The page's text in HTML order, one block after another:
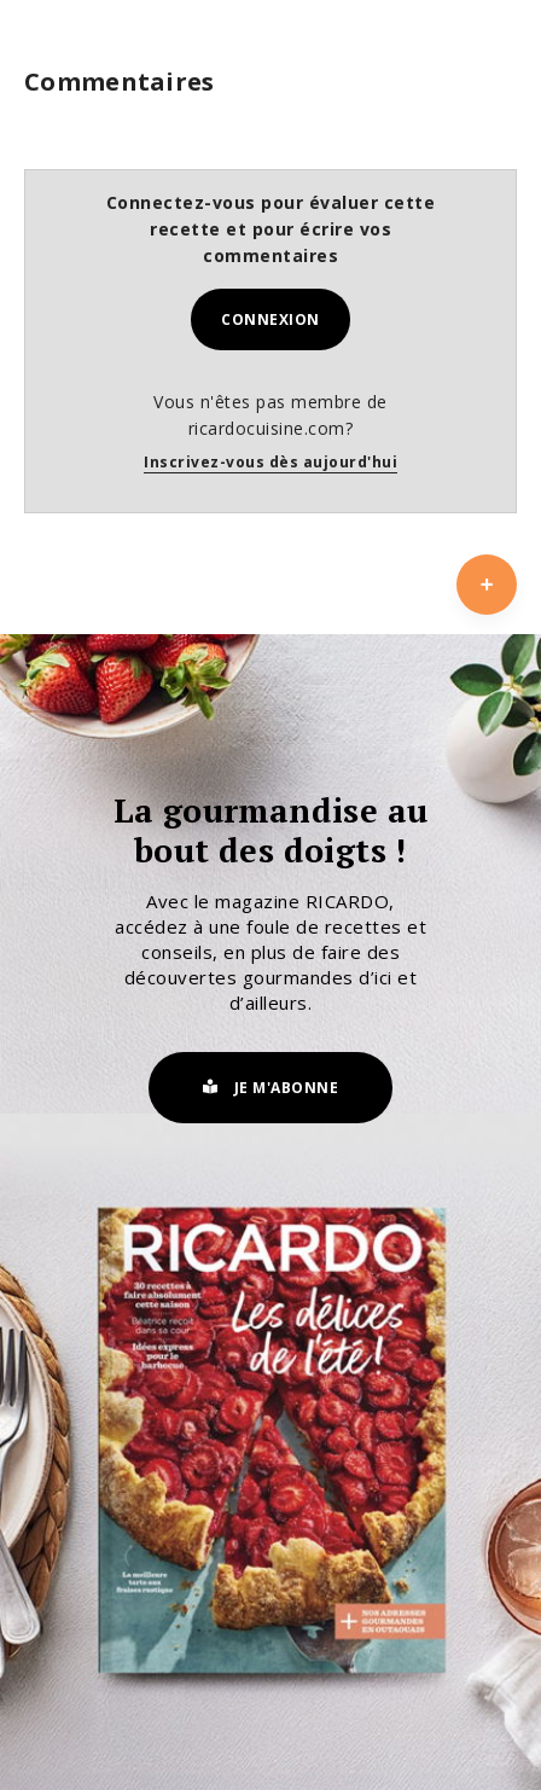
Commentaires
Connectez-vous pour évaluer cette
recette et pour écrire vos
commentaires
CONNEXION
Vous n'êtes pas membre de
ricardocuisine.com?
Inscrivez-vous dès aujourd'hui
La gourmandise au
bout des doigts !
Avec le magazine RICARDO,
accédez à une foule de recettes et
conseils, en plus de faire des
découvertes gourmandes d’ici et
d’ailleurs.
JE M'ABONNE